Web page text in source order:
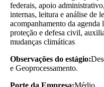
federais, apoio
internas, leitura e análise de
acompanhamento da
proteção e defesa civil,
mudanças climáticas
Observações do estágio:
e Geoprocessamento.
Porte da Empresa:Médio